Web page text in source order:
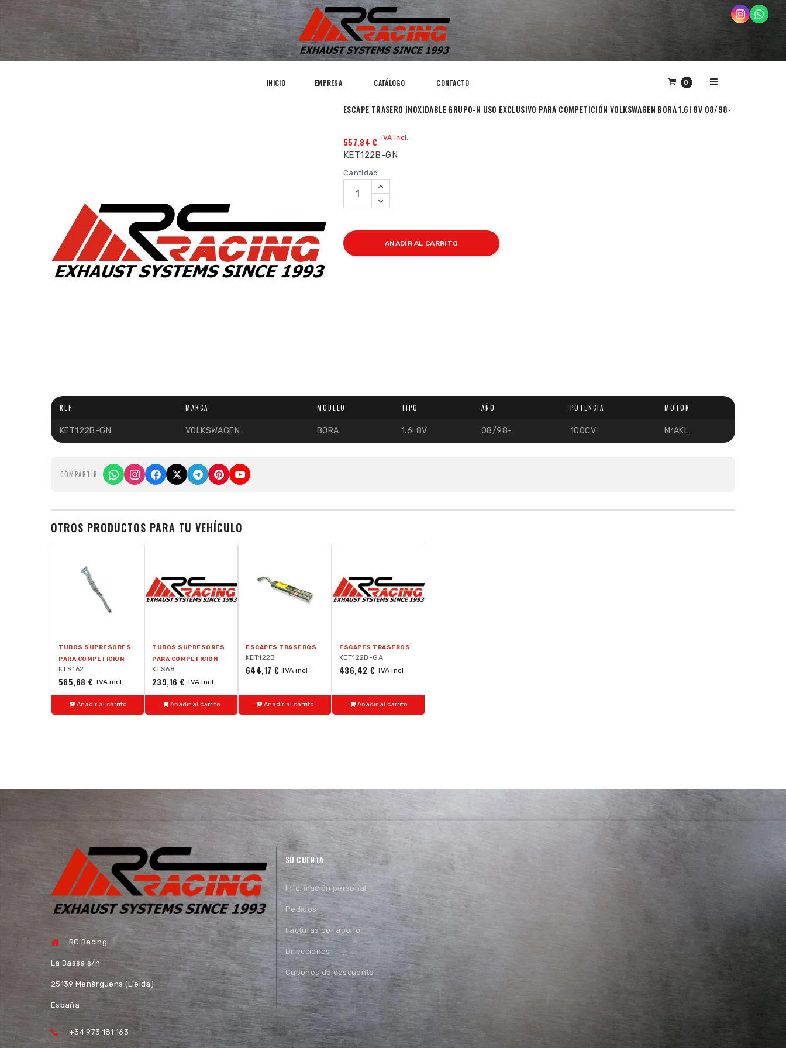
0
INICIO EMPRESA CATÁLOGO CONTACTO
ESCAPE TRASERO INOXIDABLE GRUPO-N USO EXCLUSIVO PARA COMPETICIÓN VOLKSWAGEN BORA 1.6I 8V 08/98-
557,84 € IVA incl.
KET122B-GN
Cantidad
AÑADIR AL CARRITO
REF MARCA MODELO TIPO AÑO POTENCIA MOTOR
KET122B-GN VOLKSWAGEN BORA 1.6I 8V 08/98- 100CV MºAKL
COMPARTIR:
OTROS PRODUCTOS PARA TU VEHÍCULO
TUBOS SUPRESORES
PARA COMPETICION
KTS162
565,68 € IVA incl.
Añadir al carrito
TUBOS SUPRESORES
PARA COMPETICION
KTS68
239,16 € IVA incl.
Añadir al carrito
ESCAPES TRASEROS
KET122B
644,17 € IVA incl.
Añadir al carrito
ESCAPES TRASEROS
KET122B-GA
436,42 € IVA incl.
Añadir al carrito
RC Racing
La Bassa s/n
25139 Menàrguens (Lleida)
España
+34 973 181 163
SU CUENTA
Información personal
Pedidos
Facturas por abono
Direcciones
Cupones de descuento